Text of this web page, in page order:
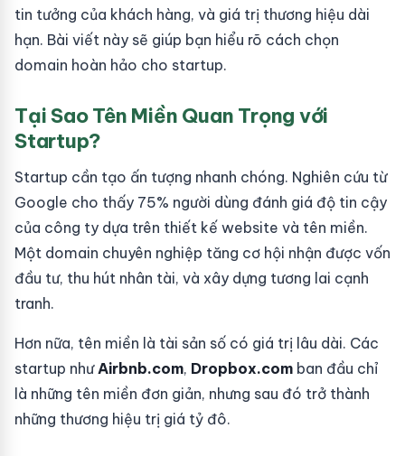
tin tưởng của khách hàng, và giá trị thương hiệu dài
hạn. Bài viết này sẽ giúp bạn hiểu rõ cách chọn
domain hoàn hảo cho startup.
Tại Sao Tên Miền Quan Trọng với
Startup?
Startup cần tạo ấn tượng nhanh chóng. Nghiên cứu từ
Google cho thấy 75% người dùng đánh giá độ tin cậy
của công ty dựa trên thiết kế website và tên miền.
Một domain chuyên nghiệp tăng cơ hội nhận được vốn
đầu tư, thu hút nhân tài, và xây dựng tương lai cạnh
tranh.
Hơn nữa, tên miền là tài sản số có giá trị lâu dài. Các
startup nhưAirbnb.com, Dropbox.com ban đầu chỉ
là những tên miền đơn giản, nhưng sau đó trở thành
những thương hiệu trị giá tỷ đô.